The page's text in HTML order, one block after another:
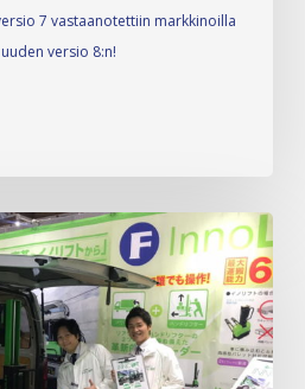
7 vastaanotettiin markkinoilla
versio 8:n!